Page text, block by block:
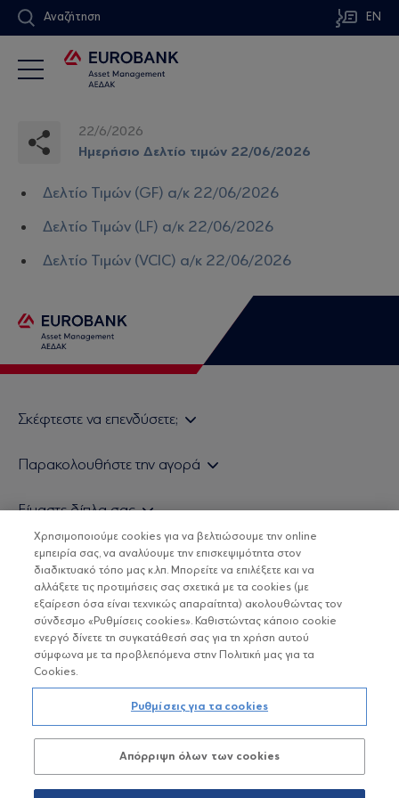
Αναζήτηση EN
22/6/2026
Ημερήσιο Δελτίο τιμών 22/06/2026
Δελτίο Τιμών (GF) α/κ 22/06/2026
Δελτίο Τιμών (LF) α/κ 22/06/2026
Δελτίο Τιμών (VCIC) α/κ 22/06/2026
Σκέφτεστε να επενδύσετε;
Τιμολογιακή Πολιτική
Δείτε τις πολιτικές μας
Βασικές Γνώσεις
Παρακολουθήστε την αγορά
Τα νέα μας
Χρήσιμοι σύνδεσμοι
Είμαστε δίπλα σας
H Eurobank Asset Management ΑΕΔΑΚ
Επενδυτική φιλοσοφία ESG
Πιστοποιημένα στελέχη και συνεργάτες
Αποστολή Βιογραφικών
ΟΙ ΟΣΕΚΑ ΔΕΝ ΕΧΟΥΝ ΕΓΓΥΗΜΕΝΗ ΑΠΟΔΟΣΗ ΚΑΙ ΟΙ
ΠΡΟΗΓΟΥΜΕΝΕΣ ΑΠΟΔΟΣΕΙΣ ΔΕΝ ΔΙΑΣΦΑΛΙΖΟΥΝ ΤΙΣ
ΜΕΛΛΟΝΤΙΚΕΣ
Copyright © Eurobank ΑΕΔΑΚ
Προστασία Προσωπικών Δεδομένων
Όροι χρήσης
Χρησιμοποιούμε cookies για να βελτιώσουμε την online
εμπειρία σας, να αναλύουμε την επισκεψιμότητα στον
διαδικτυακό τόπο μας κ.λπ. Μπορείτε να επιλέξετε και να
αλλάξετε τις προτιμήσεις σας σχετικά με τα cookies (με
εξαίρεση όσα είναι τεχνικώς απαραίτητα) ακολουθώντας τον
σύνδεσμο «Ρυθμίσεις cookies». Καθιστώντας κάποιο cookie
ενεργό δίνετε τη συγκατάθεσή σας για τη χρήση αυτού
σύμφωνα με τα προβλεπόμενα στην Πολιτική μας για τα
Cookies.
Ρυθμίσεις για τα cookies
Απόρριψη όλων των cookies